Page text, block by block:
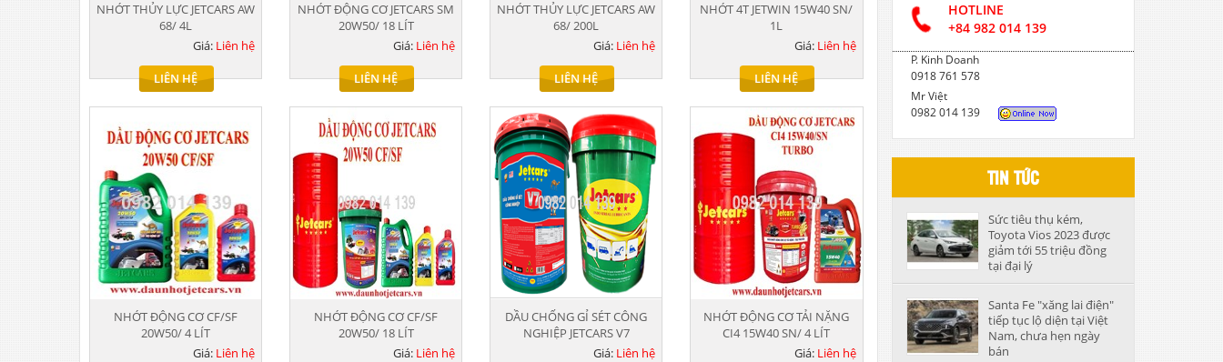
DẦU NHỚT HỘP SỐ
HOTLINE
+84 982 014 139
P. Kinh Doanh
0918 761 578
Mr Việt
0982 014 139
TIN TỨC
Sức tiêu thụ kém,
Toyota Vios 2023 được
giảm tới 55 triệu đồng
tại đại lý
Santa Fe "xăng lai điện"
tiếp tục lộ diện tại Việt
Nam, chưa hẹn ngày
bán
NHỚT THỦY LỰC JETCARS AW
68/ 4L
Giá: Liên hệ
LIÊN HỆ
NHỚT ĐỘNG CƠ JETCARS SM
20W50/ 18 LÍT
Giá: Liên hệ
LIÊN HỆ
NHỚT THỦY LỰC JETCARS AW
68/ 200L
Giá: Liên hệ
LIÊN HỆ
NHỚT 4T JETWIN 15W40 SN/
1L
Giá: Liên hệ
LIÊN HỆ
NHỚT ĐỘNG CƠ CF/SF
20W50/ 4 LÍT
Giá: Liên hệ
NHỚT ĐỘNG CƠ CF/SF
20W50/ 18 LÍT
Giá: Liên hệ
DẦU CHỐNG GỈ SÉT CÔNG
NGHIỆP JETCARS V7
Giá: Liên hệ
NHỚT ĐỘNG CƠ TẢI NẶNG
CI4 15W40 SN/ 4 LÍT
Giá: Liên hệ